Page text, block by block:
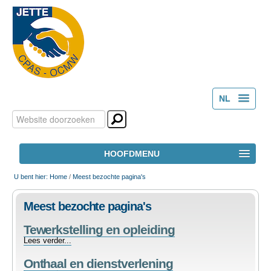
NL
Persoonlijke
hulpmiddelen
Zoek
Geavanceerd
HOOFDMENU
HOME
HET OCMW
MAATSCHAPPELIJK WELZIJN
U bent hier: Home / Meest bezochte pagina's
Meest bezochte pagina's
Tewerkstelling en opleiding
Tewerkstelling
opleiding
Lees verder...
Onthaal en dienstverlening